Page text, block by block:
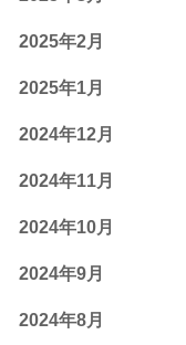
2025年2月
2025年1月
2024年12月
2024年11月
2024年10月
2024年9月
2024年8月